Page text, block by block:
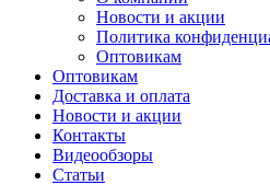
Новости и акции
Политика
Оптовикам
Оптовикам
Доставка и оплата
Новости и акции
Контакты
Видеообзоры
Статьи